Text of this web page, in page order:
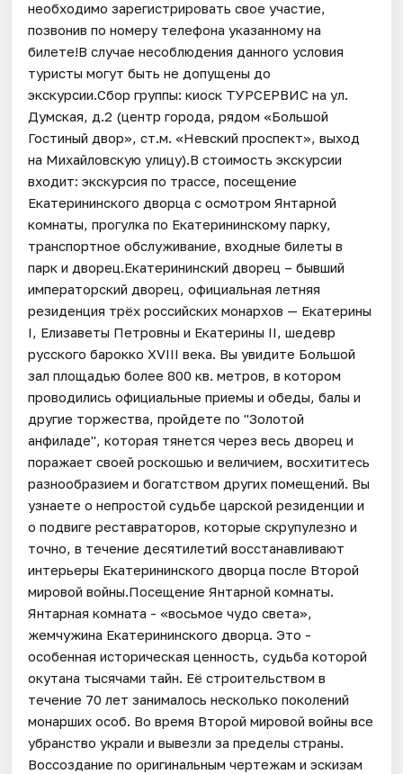
необходимо зарегистрировать свое участие,
позвонив по номеру телефона указанному на
билете!В случае несоблюдения данного условия
туристы могут быть не допущены до
экскурсии.Сбор группы: киоск ТУРСЕРВИС на ул.
Думская, д.2 (центр города, рядом «Большой
Гостиный двор», ст.м. «Невский проспект», выход
на Михайловскую улицу).В стоимость экскурсии
входит: экскурсия по трассе, посещение
Екатерининского дворца с осмотром Янтарной
комнаты, прогулка по Екатерининскому парку,
транспортное обслуживание, входные билеты в
парк и дворец.Екатерининский дворец – бывший
императорский дворец, официальная летняя
резиденция трёх российских монархов — Екатерины
I, Елизаветы Петровны и Екатерины II, шедевр
русского барокко XVIII века. Вы увидите Большой
зал площадью более 800 кв. метров, в котором
проводились официальные приемы и обеды, балы и
другие торжества, пройдете по "Золотой
анфиладе", которая тянется через весь дворец и
поражает своей роскошью и величием, восхититесь
разнообразием и богатством других помещений. Вы
узнаете о непростой судьбе царской резиденции и
о подвиге реставраторов, которые скрупулезно и
точно, в течение десятилетий восстанавливают
интерьеры Екатерининского дворца после Второй
мировой войны.Посещение Янтарной комнаты.
Янтарная комната - «восьмое чудо света»,
жемчужина Екатерининского дворца. Это -
особенная историческая ценность, судьба которой
окутана тысячами тайн. Её строительством в
течение 70 лет занималось несколько поколений
монарших особ. Во время Второй мировой войны все
убранство украли и вывезли за пределы страны.
Воссоздание по оригинальным чертежам и эскизам